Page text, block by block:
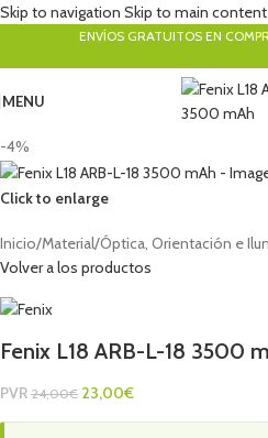
Skip to navigation Skip to main content
ENVÍOS GRATUITOS EN
MENU
-4%
Click to enlarge
Inicio/Material/Óptica, Orientación e
Volver a los productos
Fenix L18 ARB-L-18 3500
PVR 24,00€ 23,00€